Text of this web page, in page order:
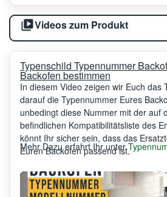
Videos zum Produkt
Typenschild Typennummer
Backofen bestimmen
In diesem Video zeigen wir Euch das
darauf die Typennummer Eures
unbedingt diese Nummer mit der auf
befindlichen Kompatibilitätsliste des
könnt Ihr sicher sein, dass das
Euren Backofen passend ist.
Mehr Dazu erfahrt Ihr unter